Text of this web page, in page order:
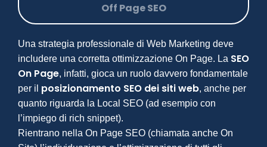
Off Page SEO
Una strategia professionale di Web Marketing deve
includere una corretta ottimizzazione On Page. La SEO
On Page, infatti, gioca un ruolo davvero fondamentale
per il posizionamento SEO dei siti web, anche per
quanto riguarda la Local SEO (ad esempio con
l’impiego di rich snippet).
Rientrano nella On Page SEO (chiamata anche On